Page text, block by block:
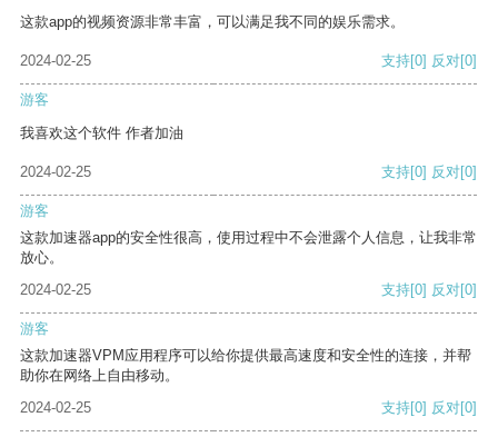
这款app的视频资源非常丰富，可以满足我不同的娱乐需求。
2024-02-25 支持[0] 反对[0]
游客
我喜欢这个软件 作者加油
2024-02-25 支持[0] 反对[0]
游客
这款加速器app的安全性很高，使用过程中不会泄露个人信息，让我非常
放心。
2024-02-25
支持[0] 反对[0]
游客
这款加速器VPM应用程序可以给你提供最高速度和安全性的连接，并帮
助你在网络上自由移动。
2024-02-25
支持[0] 反对[0]